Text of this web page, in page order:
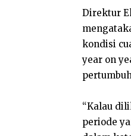
Direktur
kondisi
year on
“Kalau
periode